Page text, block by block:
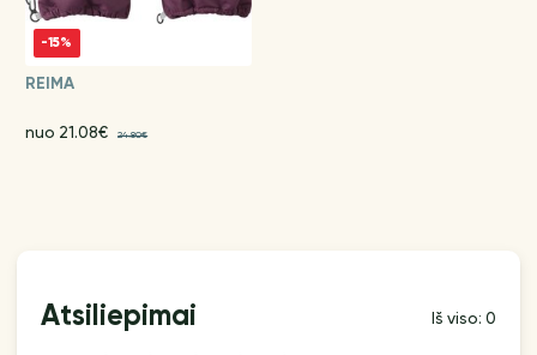
-15%
REIMA
nuo 21.08€ 24.80€
Atsiliepimai Iš viso: 0